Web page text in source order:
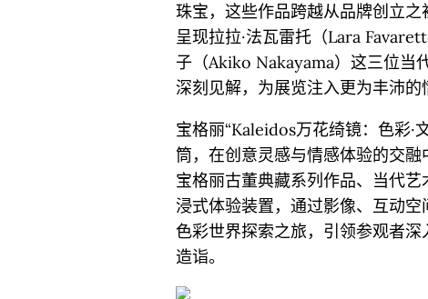
珠宝，这些作品跨越从品牌创立
呈现拉拉·法瓦雷托（Lara
子（Akiko Nakayama）这三位当
深刻见解，为展览注入更为丰沛的
宝格丽“Kaleidos万花绮镜：色彩·
筒，在创意灵感与情感体验的交融
宝格丽古董典藏系列作品、当代
浸式体验装置，通过影像、互动
色彩世界探索之旅，引领参观者
造诣。